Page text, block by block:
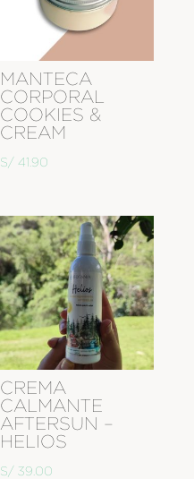
MANTECA
CORPORAL
COOKIES &
CREAM
S/ 41.90
CREMA
CALMANTE
AFTERSUN –
HELIOS
S/ 39.00